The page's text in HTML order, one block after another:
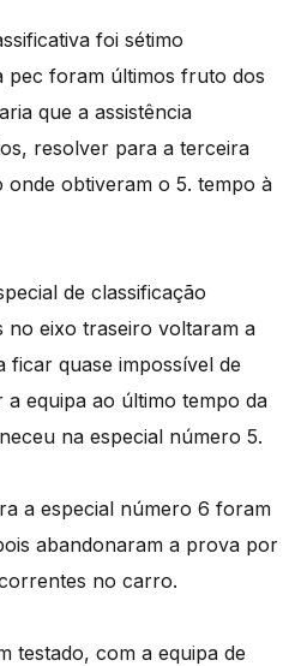
foi sétimo
pec foram últimos fruto dos
que a assistência
resolver para a terceira
onde obtiveram o 5. tempo à
de classificação
eixo traseiro voltaram a
quase impossível de
equipa ao último tempo da
na especial número 5.
a especial número 6 foram
abandonaram a prova por
no carro.
testado, com a equipa de